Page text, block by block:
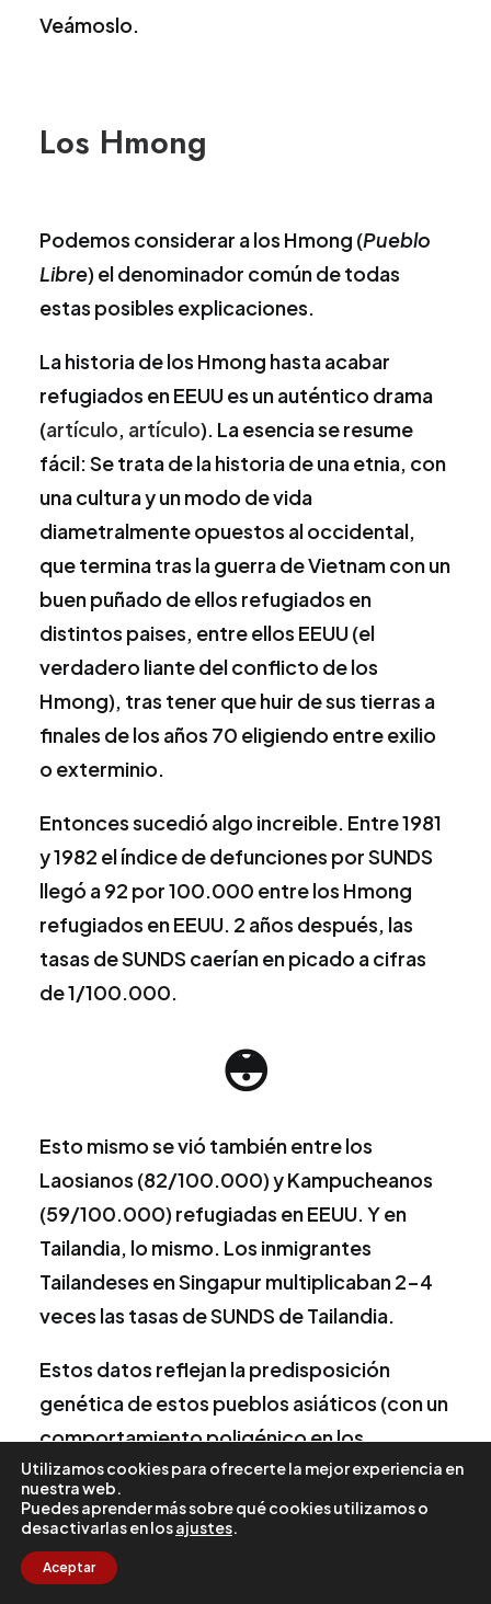
Veámoslo.
Los Hmong
Podemos considerar a los Hmong (Pueblo
Libre) el denominador común de todas
estas posibles explicaciones.
La historia de los Hmong hasta acabar
refugiados en EEUU es un auténtico drama
(artículo, artículo). La esencia se resume
fácil: Se trata de la historia de una etnia, con
una cultura y un modo de vida
diametralmente opuestos al occidental,
que termina tras la guerra de Vietnam con un
buen puñado de ellos refugiados en
distintos paises, entre ellos EEUU (el
verdadero liante del conflicto de los
Hmong), tras tener que huir de sus tierras a
finales de los años 70 eligiendo entre exilio
o exterminio.
Entonces sucedió algo increible. Entre 1981
y 1982 el índice de defunciones por SUNDS
llegó a 92 por 100.000 entre los Hmong
refugiados en EEUU. 2 años después, las
tasas de SUNDS caerían en picado a cifras
de 1/100.000.
😳
Esto mismo se vió también entre los
Laosianos (82/100.000) y Kampucheanos
(59/100.000) refugiadas en EEUU. Y en
Tailandia, lo mismo. Los inmigrantes
Tailandeses en Singapur multiplicaban 2-4
veces las tasas de SUNDS de Tailandia.
Estos datos reflejan la predisposición
genética de estos pueblos asiáticos (con un
comportamiento poligénico en los
refugiados en EEUU y con comportamiento
monogénico, con más agragación familiar,
en los Tailandeses), y la tremenda
importancia de un elemento
Utilizamos cookies para ofrecerte la mejor experiencia en
nuestra web.
Puedes aprender más sobre qué cookies utilizamos o
desactivarlas en losajustes.
Aceptar